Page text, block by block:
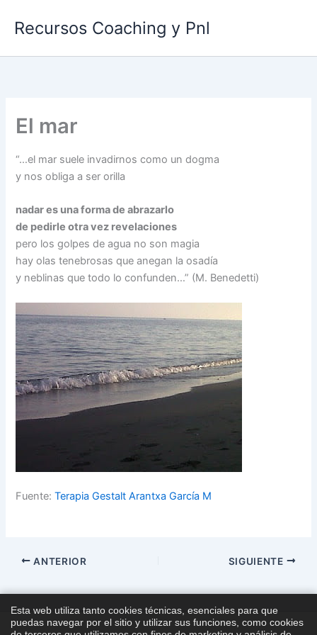
Recursos Coaching y Pnl
El mar
“…el mar suele invadirnos como un dogma
y nos obliga a ser orilla
nadar es una forma de abrazarlo
de pedirle otra vez revelaciones
pero los golpes de agua no son magia
hay olas tenebrosas que anegan la osadía
y neblinas que todo lo confunden…” (M. Benedetti)
Fuente:Terapia Gestalt Arantxa García M
ANTERIOR SIGUIENTE
Esta web utiliza tanto cookies técnicas, esenciales para que
puedas navegar por el sitio y utilizar sus funciones, como cookies